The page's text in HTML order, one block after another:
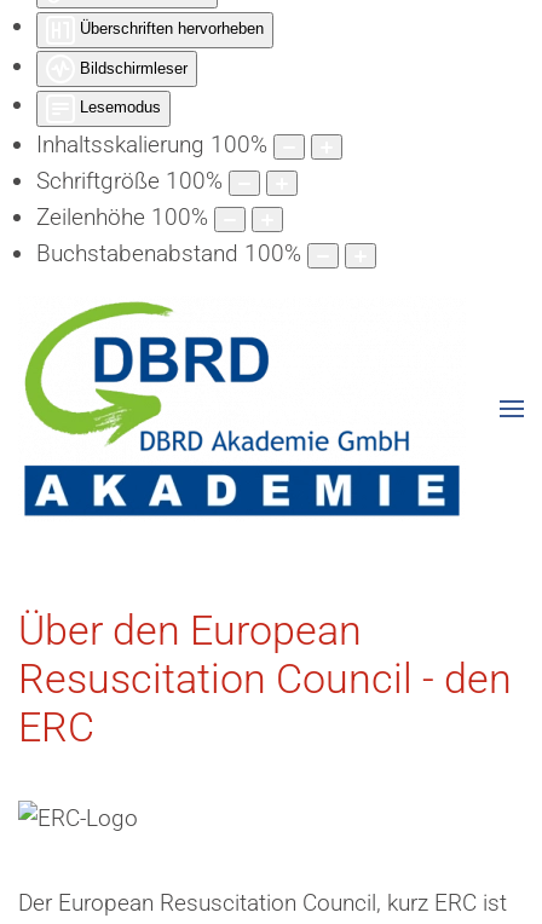
Überschriften hervorheben
Bildschirmleser
Lesemodus
Inhaltsskalierung 100%
Schriftgröße 100%
Zeilenhöhe 100%
Buchstabenabstand 100%
Über den European
Resuscitation Council - den
ERC
Der European Resuscitation Council, kurz ERC ist